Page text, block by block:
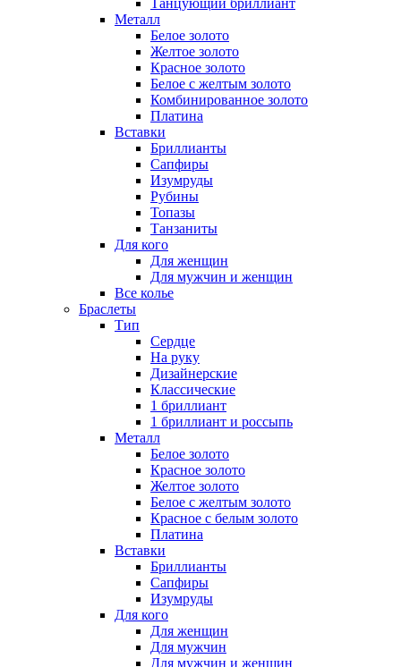
Танцующий бриллиант
Металл
Белое золото
Желтое золото
Красное золото
Белое с желтым золото
Комбинированное золото
Платина
Вставки
Бриллианты
Сапфиры
Изумруды
Рубины
Топазы
Танзаниты
Для кого
Для женщин
Для мужчин и женщин
Все колье
Браслеты
Тип
Сердце
На руку
Дизайнерские
Классические
1 бриллиант
1 бриллиант и россыпь
Металл
Белое золото
Красное золото
Желтое золото
Белое с желтым золото
Красное с белым золото
Платина
Вставки
Бриллианты
Сапфиры
Изумруды
Для кого
Для женщин
Для мужчин
Для мужчин и женщин